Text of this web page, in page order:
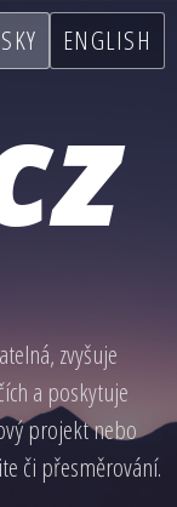
ENGLISH
zvyšuje
a poskytuje
projekt nebo
či přesměrování.